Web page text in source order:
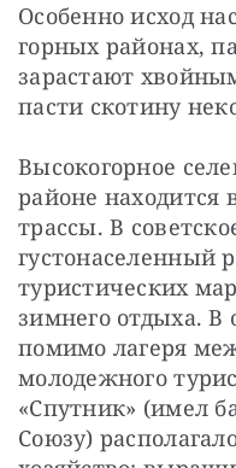
Особенно исход
горных районах,
зарастают
пасти скотину
Высокогорное
районе находится
трассы. В
густонаселенный
туристических
зимнего отдыха. В
помимо лагеря
молодежного
«Спутник» (имел
Союзу)